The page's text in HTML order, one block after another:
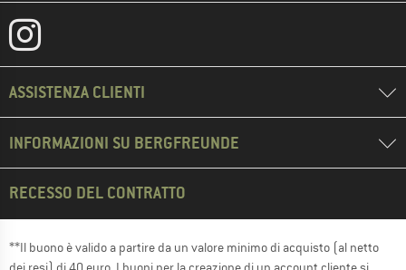
ASSISTENZA CLIENTI
INFORMAZIONI SU BERGFREUNDE
RECESSO DEL CONTRATTO
**Il buono è valido a partire da un valore minimo di acquisto (al netto